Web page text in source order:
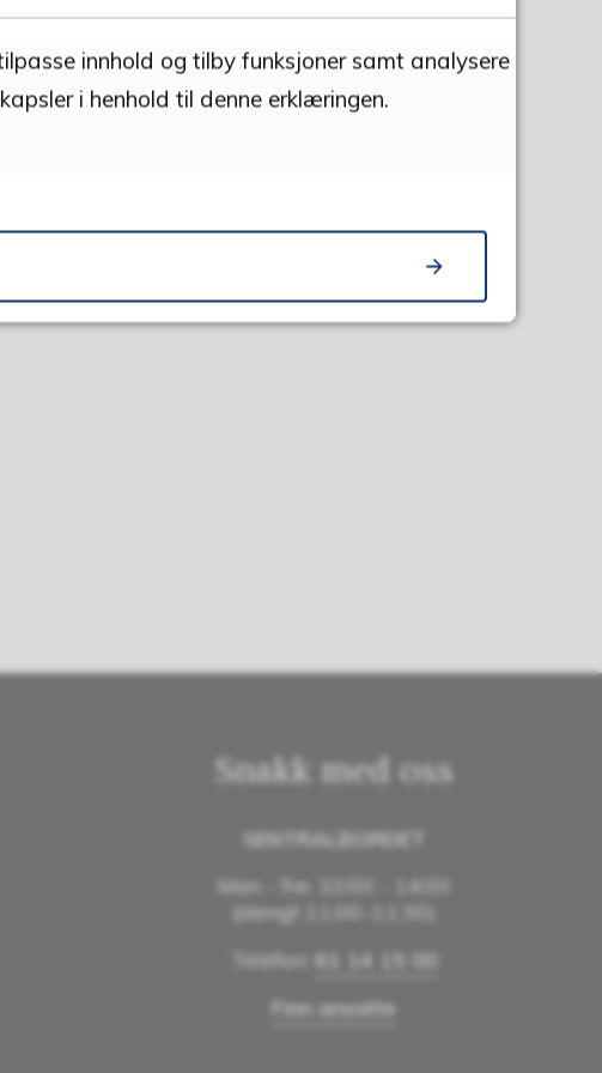
Snakk med oss
SENTRALBORDET
Man - fre: 10:00 - 14:00
(stengt 11:00–11:30)
Telefon: 61 14 15 00
Finn ansatte
innhold og tilby funksjoner samt analysere
i henhold til denne erklæringen.